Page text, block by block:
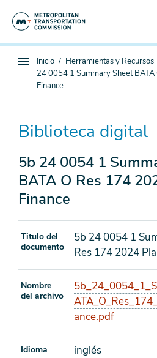
Navegación
Estás
aquí
Inicio Herramientas y Recursos
24 0054 1 Summary Sheet
Finance
Biblioteca digital
5b 24 0054 1
BATA O Res 174
Finance
Titulo del
documento
5b 24 0054 1
Res 174 2024
Nombre
del archivo
ance.pdf
Idioma inglés